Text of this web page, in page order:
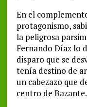
En el
protagonismo,
la peligrosa
Fernando Díaz lo
disparo que se
tenía destino de
un cabezazo que
centro de Bazante.